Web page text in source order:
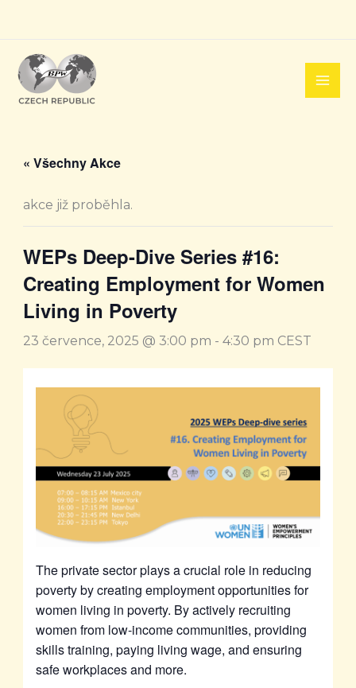
obsah
« Všechny Akce
akce již proběhla.
WEPs Deep-Dive Series #16:
Creating Employment for Women
Living in Poverty
23 července, 2025 @ 3:00 pm - 4:30 pm CEST
The private sector plays a crucial role in reducing
poverty by creating employment opportunities for
women living in poverty. By actively recruiting
women from low-income communities, providing
skills training, paying living wage, and ensuring
safe workplaces and more.